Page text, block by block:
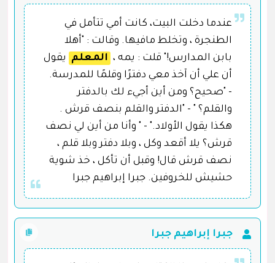
عندما دخلت البيت، كانت أمي تتأمل في
الطنجرة ، وتخلط مافيها. وقالت : "أهلا
بابن المدارس!" قلت : يمه ، المعلم
يقول
أن علي أن آخذ معي دفترًا وقلمًا للمدرسة.
- "صحيح؟ ومن أين أجيء لك بالدفتر
والقلم؟ " - "الدفتر والقلم بنصف قرش .
هكذا يقول الأولاد." - " وأنا من أين لي نصف
قرش؟ يلا أقعد وكل ، وبلا دفتر وبلا قلم ،
نصف قرش قال! وقبل أن تأكل ، خذ شوية
حشيش للخروفين. جبرا إبراهيم جبرا
جبرا إبراهيم جبرا